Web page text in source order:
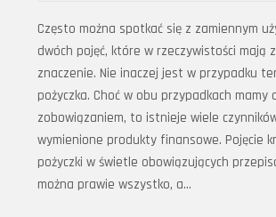
Często można spotkać się z zamiennym
dwóch pojęć, które w rzeczywistości mają
znaczenie. Nie inaczej jest w przypadku
pożyczka. Choć w obu przypadkach mamy
zobowiązaniem, to istnieje wiele
wymienione produkty finansowe. Pojęcie
pożyczki w świetle obowiązujących
można prawie wszystko, a…